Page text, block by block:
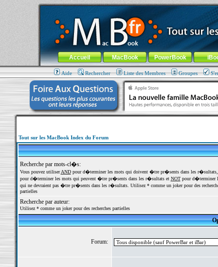
MacBook-fr.com : 100% Apple... 100% nomade !
Aller au contenu-Aller au menu général-Aller au menu de
Menu général
Accueil MacBook PowerBook
Aide Rechercher Liste des Membres Groupes
Tout sur les MacBook Index du Forum
Recherche par mots-cl�s:
Vous pouvez utiliserANDpour d�terminer les mots qui doivent �tre pr�sents dans les
pour d�terminer les mots qui peuvent �tre pr�sents dans les r�sultats et NOTpour d�terminer
qui ne devraient pas �tre pr�sents dans les r�sultats. Utilisez * comme un joker pour des
partielles
Recherche par auteur:
Utilisez * comme un joker pour des recherches partielles
Forum: